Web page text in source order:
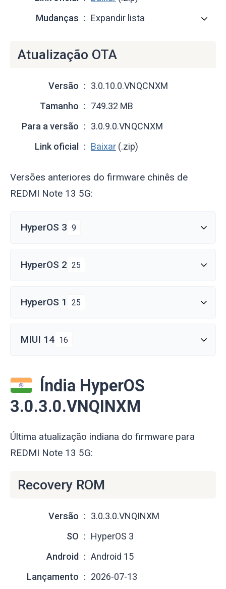
Mudanças
Expandir lista
Atualização OTA
Versão
3.0.10.0.VNQCNXM
Tamanho
749.32 MB
Para a versão
3.0.9.0.VNQCNXM
Link oficial
Baixar (.zip)
Versões anteriores do firmware chinês de
REDMI Note 13 5G:
HyperOS 3 9
HyperOS 2 25
HyperOS 1 25
MIUI 14 16
Índia HyperOS
3.0.3.0.VNQINXM
Última atualização indiana do firmware para
REDMI Note 13 5G:
Recovery ROM
Versão
3.0.3.0.VNQINXM
SO
HyperOS 3
Android
Android 15
Lançamento
2026-07-13